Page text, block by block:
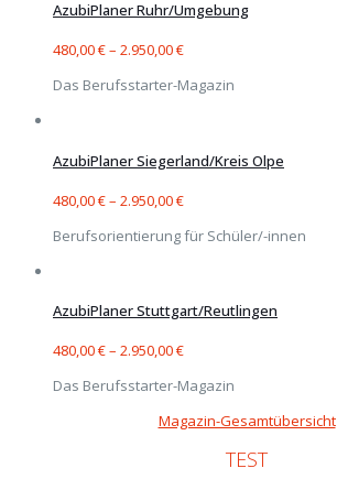
AzubiPlaner Ruhr/Umgebung
480,00€– 2.950,00€
Das Berufsstarter-Magazin
AzubiPlaner Siegerland/Kreis Olpe
480,00€– 2.950,00€
Berufsorientierung für Schüler/-innen
AzubiPlaner Stuttgart/Reutlingen
480,00€– 2.950,00€
Das Berufsstarter-Magazin
Magazin-Gesamtübersicht
TEST